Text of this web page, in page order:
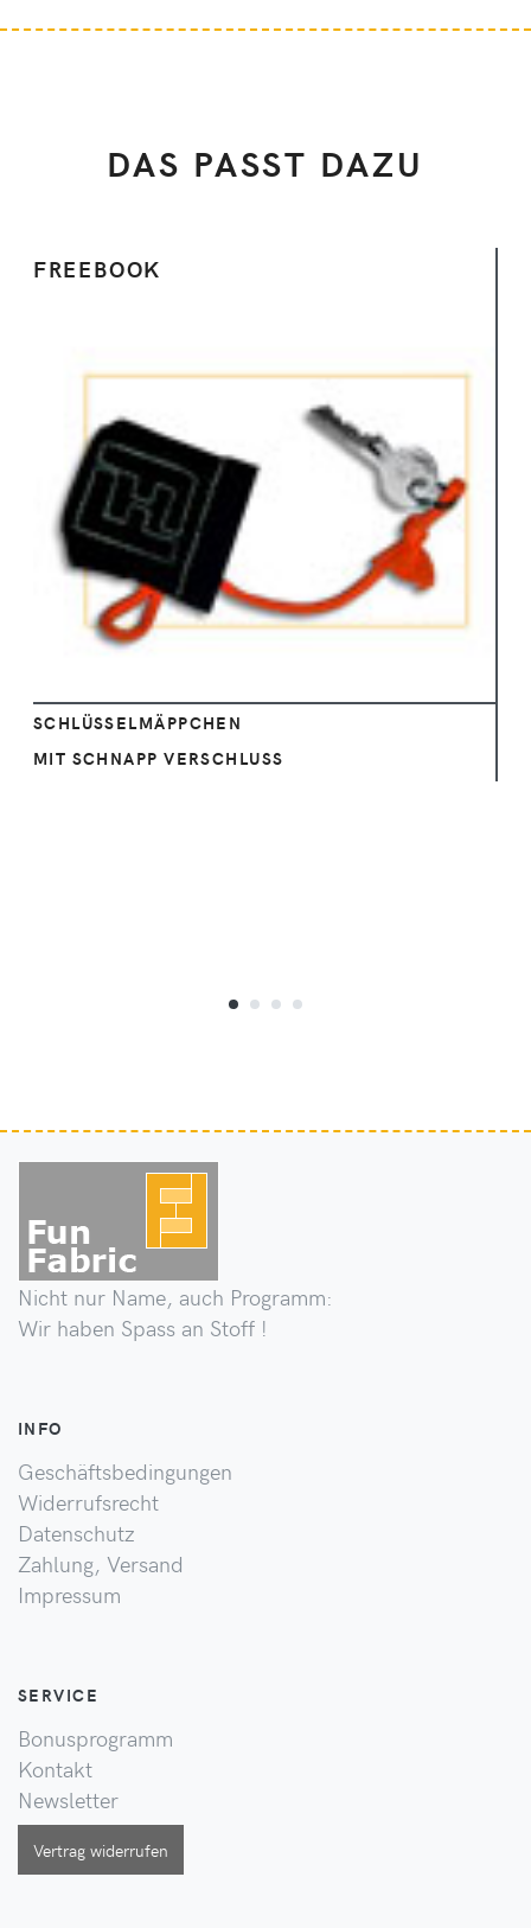
DAS PASST DAZU
FREEBOOK
Ansehen
SCHLÜSSELMÄPPCHEN
MIT SCHNAPP VERSCHLUSS
Nicht nur Name, auch Programm:
Wir haben Spass an Stoff !
INFO
Geschäftsbedingungen
Widerrufsrecht
Datenschutz
Zahlung, Versand
Impressum
SERVICE
Bonusprogramm
Kontakt
Newsletter
Vertrag widerrufen